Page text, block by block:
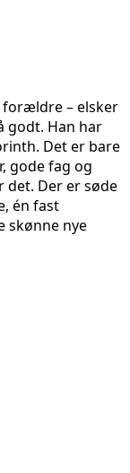
forældre – elsker
godt. Han har
Det er bare
gode fag og
det. Der er søde
én fast
skønne nye